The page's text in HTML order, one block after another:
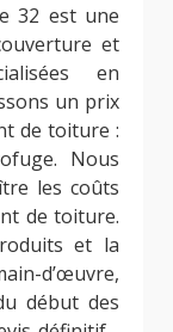
32 est une
et
en
un prix
de toiture :
Nous
les coûts
de toiture.
et la
d’œuvre,
début des